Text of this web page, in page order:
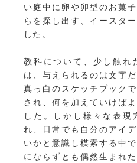
い庭中に卵や卯型のお菓
らを探し出す、イースタ
した。
教科について、少し触れ
は、与えられるのは文字
真っ白のスケッチブック
され、何を加えていけば
した。しかし様々な表
れ、日常でも自分のアイ
いかと意識し模索する中
にならずとも偶然生まれ